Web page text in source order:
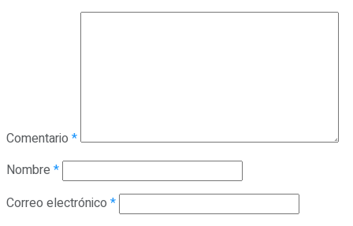
Comentario *
Nombre *
Correo electrónico *